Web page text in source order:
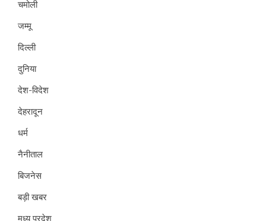
चमोली
जम्मू
दिल्ली
दुनिया
देश-विदेश
देहरादून
धर्म
नैनीताल
बिजनेस
बड़ी खबर
मध्य प्रदेश